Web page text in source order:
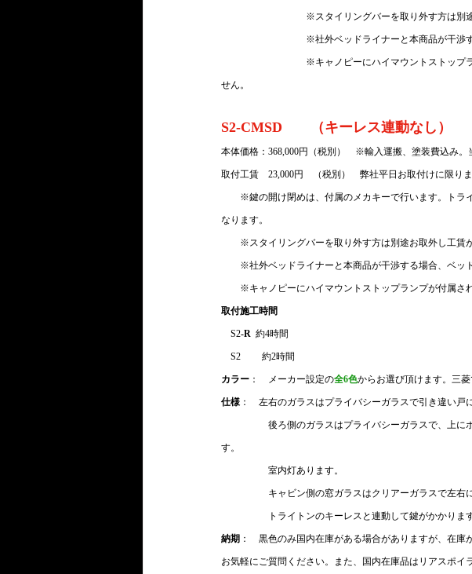
※スタイリングバーを取り外す方は別
※社外ベッドライナーと本商品が干渉する場合は
※キャノピーにハイマウントストップランプが付
せん。
S2-CMSD　　（キーレス連動なし）
本体価格：368,000円（税別）　※輸入運搬、塗装費込み。
取付工賃　23,000円　（税別）　弊社平日お取付けに限りま
※鍵の開け閉めは、付属のメカキーで行います。トライ
なります。
※スタイリングバーを取り外す方は別途お取外し工賃が
※社外ベッドライナーと本商品が干渉する場合、ベッド
※キャノピーにハイマウントストップランプが付属さ
取付施工時間
S2-R 約4時間
S2 　　約2時間
カラー ：　メーカー設定の全6色からお選び頂けます。三
仕様 ：　左右のガラスはプライバシーガラスで引き違い戸
後ろ側のガラスはプライバシーガラスで、上にポッ
す。
室内灯あります。
キャビン側の窓ガラスはクリアーガラスで左右に開
トライトンのキーレスと連動して鍵がかかります
納期 ：　黒色のみ国内在庫がある場合がありますが、在
お気軽にご質問ください。また、国内在庫品はリアスポイ